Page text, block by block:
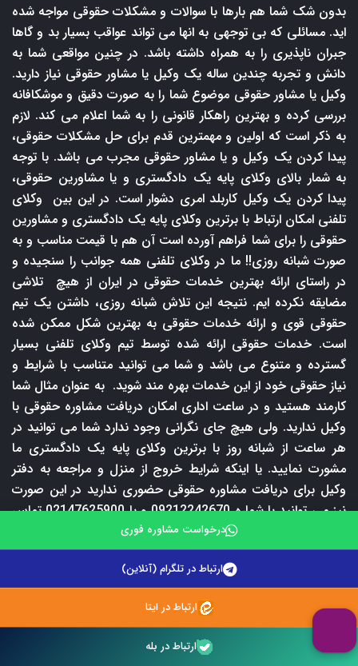
بدون شک شما هم بارها با سوالات و مشکلات حقوقی مواجه شده
اید. مسائلی که بی توجهی به انها می تواند عواقب بسیار بد و گاها
جبران ناپذیری را به همراه داشته باشد. در چنین مواقعی شما به
دانش و تجربه چندین ساله یک وکیل یا مشاور حقوقی نیاز دارید.
وکیل یا مشاور حقوقی موضوع شما را به صورت دقیق و موشکافانه
بررسی کرده و بهترین راهکار قانونی را به شما اعلام می کند. لازم
به ذکر است که اولین و مهمترین قدم برای حل مشکلات حقوقی،
پیدا کردن یک وکیل و یا مشاور حقوقی مجرب می باشد. با توجه
به شمار بالای وکلای پایه یک دادگستری و یا مشاورین حقوقی،
پیدا کردن یک وکیل کاربلد امری دشوار است. در این بین وکلای
تلفنی امکان ارتباط با برترین وکلای پایه یک دادگستری و مشاورین
حقوقی را برای شما فراهم آورده است آن هم با قیمت مناسب و به
صورت شبانه روزی!! ما در وکلای تلفنی همه جوانب را سنجیده و
در راستای ارائه بهترین خدمات حقوقی در ایران از هیچ تلاشی
مضایقه نکرده ایم. نتیجه این تلاش شبانه روزی، داشتن یک تیم
حقوقی قوی و ارائه خدمات حقوقی به بهترین شکل ممکن شده
است. خدمات حقوقی ارائه شده توسط تیم وکلای تلفنی بسیار
گسترده و متنوع می باشد و شما می توانید متناسب با شرایط و
نیاز حقوقی خود از این خدمات بهره مند شوید. به عنوان مثال شما
کارمند هستید و در ساعت اداری امکان دریافت مشاوره حقوقی با
وکیل ندارید. ولی هیچ جای نگرانی وجود ندارد شما می توانید در
هر ساعت از شبانه روز با برترین وکلای پایه یک دادگستری ما
مشورت نمایید. یا اینکه شرایط خروج از منزل و مراجعه به دفتر
وکیل برای دریافت مشاوره حقوقی حضوری ندارید در این صورت
نیز می توانید با شماره 09212242670 و یا 02147625900 تماس
بگیرید و از خدمات مشاوره حقوقی تلفنی ما بهره مند شوید.
طبیعتا دریافت مشاوره حقوقی تلفنی مستلزم پرداخت حق
تومان می توانید به مدت 5 دقیقه با وکیل و یا مشاور حقوقی
مشورت نمایید. گاهی مواقع نیز شما در شرایطی قرار می گیرید که
به صورت فوری نیاز به مشاوره حقوقی دارید اما شرایط پرداخت
هزینه مشاوره حقوقی تلفنی را ندارید در چنین مواقعی شما می
درخواست مشاوره فوری
ارتباط در تلگرام (آنلاین)
ارتباط در ایتا
ارتباط در بله